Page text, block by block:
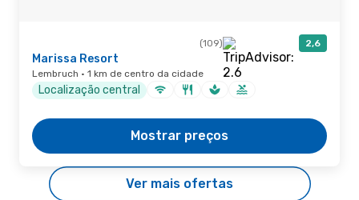
(109) 2,6
Marissa Resort
Lembruch · 1 km de centro da cidade
Localização central
Mostrar preços
Ver mais ofertas